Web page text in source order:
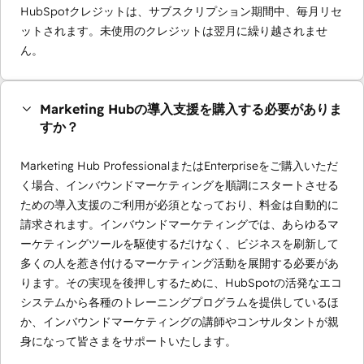
HubSpotクレジットは、サブスクリプション期間中、毎月リセ
ットされます。未使用のクレジットは翌月に繰り越されませ
ん。
Marketing Hubの導入支援を購入する必要がありま
すか？
Marketing Hub ProfessionalまたはEnterpriseをご購入いただ
く場合、インバウンドマーケティングを順調にスタートさせる
ための導入支援のご利用が必須となっており、料金は自動的に
請求されます。インバウンドマーケティングでは、あらゆるマ
ーケティングツールを駆使するだけなく、ビジネスを刷新して
多くの人を惹き付けるマーケティング活動を展開する必要があ
ります。その実現を後押しするために、HubSpotの活発なエコ
システムから各種のトレーニングプログラムを提供しているほ
か、インバウンドマーケティングの講師やコンサルタントが親
身になって皆さまをサポートいたします。